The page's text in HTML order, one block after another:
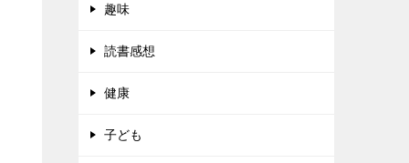
趣味
読書感想
健康
子ども